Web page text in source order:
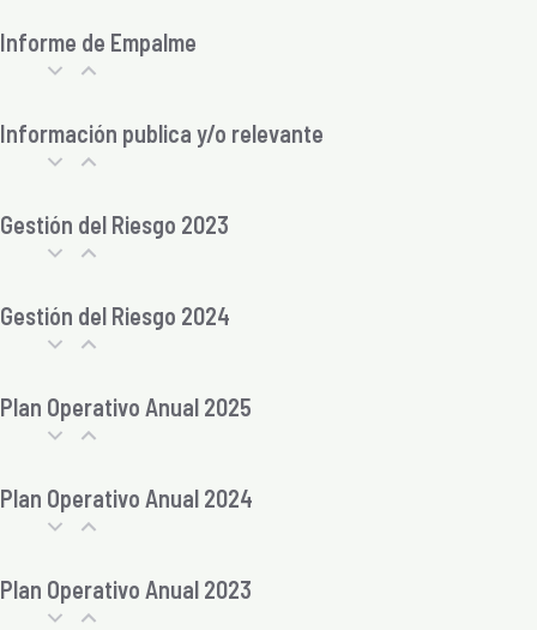
Informe de Empalme
Información publica y/o relevante
Gestión del Riesgo 2023
Gestión del Riesgo 2024
Plan Operativo Anual 2025
Plan Operativo Anual 2024
Plan Operativo Anual 2023